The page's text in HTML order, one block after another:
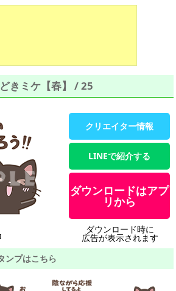
きミケ【春】 / 25
クリエイター情報
LINEで紹介する
ダウンロードはアプ
リから
ダウンロード時に
広告が表示されます
ンプはこちら